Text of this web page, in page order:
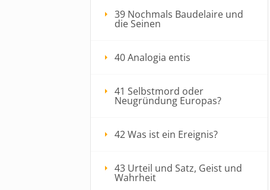
39 Nochmals Baudelaire und
die Seinen
40 Analogia entis
41 Selbstmord oder
Neugründung Europas?
42 Was ist ein Ereignis?
43 Urteil und Satz, Geist und
Wahrheit